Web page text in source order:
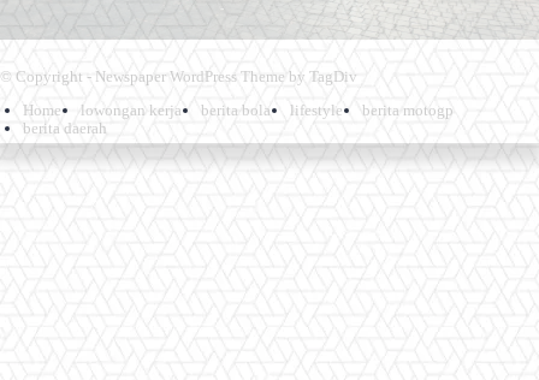
© Copyright - Newspaper WordPress Theme by TagDiv
Home
lowongan kerja berita bola lifestyle
berita motogp
berita daerah